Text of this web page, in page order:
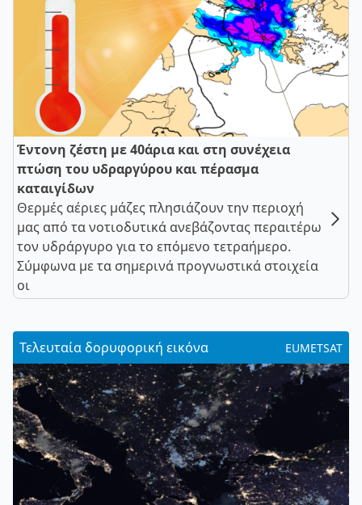
Έντονη ζέστη με 40άρια και στη συνέχεια
πτώση του υδραργύρου και πέρασμα
καταιγίδων
Θερμές αέριες μάζες πλησιάζουν την περιοχή
μας από τα νοτιοδυτικά ανεβάζοντας περαιτέρω
τον υδράργυρο για το επόμενο τετραήμερο.
Σύμφωνα με τα σημερινά προγνωστικά στοιχεία
οι
Τελευταία δορυφορική εικόνα EUMETSAT